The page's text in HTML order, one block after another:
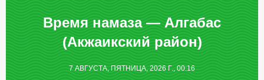
Время намаза — Алгабас
(Акжаикский район)
7 АВГУСТА, ПЯТНИЦА, 2026 Г., 00:16